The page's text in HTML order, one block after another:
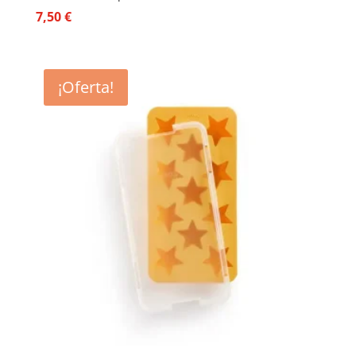
7,50€
¡Oferta!